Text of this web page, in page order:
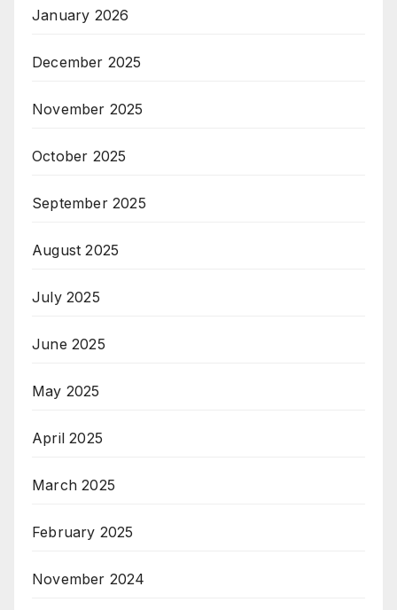
January 2026
December 2025
November 2025
October 2025
September 2025
August 2025
July 2025
June 2025
May 2025
April 2025
March 2025
February 2025
November 2024